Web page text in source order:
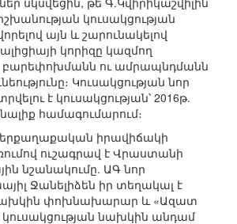
կուսակցության
այն և շարունակելով
կորիզը կազմող
բարեփոխմանն ու ամրապնդմանն
Կուսակցության նոր
է կուսակցության՝ 2016թ.
համագումարում։
իրավիճակի
ուշագրավ է Վրաստանի
նշանակումը. ԱԳ նոր
Ջանելիձեն իր տեղակալ է
փոխնախարար և «Ազատ
նախկին անդամ